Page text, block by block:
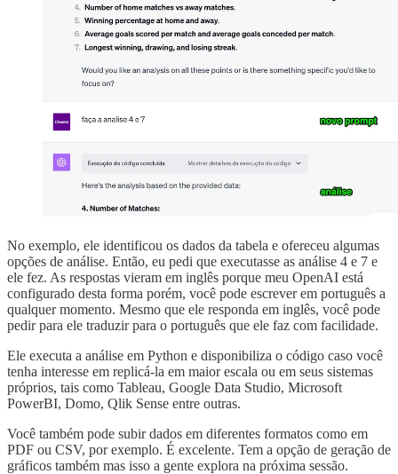
No exemplo, ele identificou os dados da tabela e ofereceu algumas
opções de análise. Então, eu pedi que executasse as análise 4 e 7 e
ele fez. As respostas vieram em inglês porque meu OpenAI está
configurado desta forma porém, você pode escrever em português a
qualquer momento. Mesmo que ele responda em inglês, você pode
pedir para ele traduzir para o português que ele faz com facilidade.
Ele executa a análise em Python e disponibiliza o código caso você
tenha interesse em replicá-la em maior escala ou em seus sistemas
próprios, tais como Tableau, Google Data Studio, Microsoft
PowerBI, Domo, Qlik Sense entre outras.
Você também pode subir dados em diferentes formatos como em
PDF ou CSV, por exemplo. É excelente. Tem a opção de geração de
gráficos também mas isso a gente explora na próxima sessão.